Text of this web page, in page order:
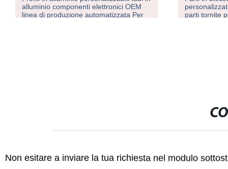
alluminio componenti elettronici OEM
linea di produzione automatizzata Per
parti tornite
Non esitare a inviare la tua richiesta nel modulo